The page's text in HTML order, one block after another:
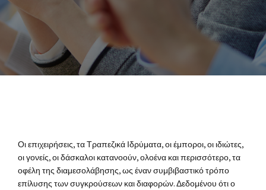
Οι επιχειρήσεις, τα Τραπεζικά Ιδρύματα, οι έμποροι, οι ιδιώτες,
οι γονείς, οι δάσκαλοι κατανοούν, ολοένα και περισσότερο, τα
οφέλη της διαμεσολάβησης, ως έναν συμβιβαστικό τρόπο
επίλυσης των συγκρούσεων και διαφορών. Δεδομένου ότι ο